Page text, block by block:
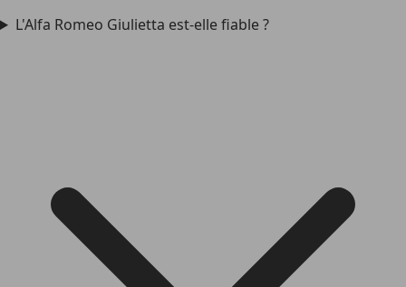
L'Alfa Romeo Giulietta est-elle fiable ?